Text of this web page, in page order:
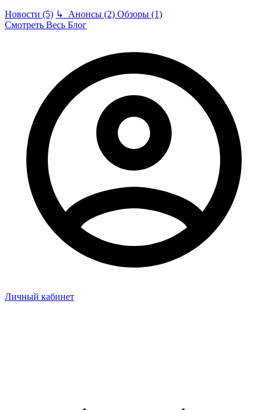
Новости (5) ↳ Анонсы (2) Обзоры (1)
Смотреть Весь Блог
Личный кабинет